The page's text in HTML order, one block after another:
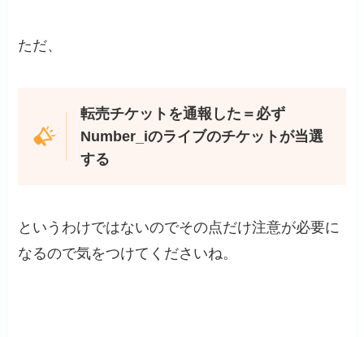
ただ、
転売チケットを通報した＝必ず
Number_iのライブのチケットが当選
する
というわけではないのでその点だけ注意が必要に
なるので気をつけてくださいね。